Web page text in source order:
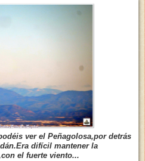
ver el Peñagolosa,por detrás
difícil mantener la
el fuerte viento...